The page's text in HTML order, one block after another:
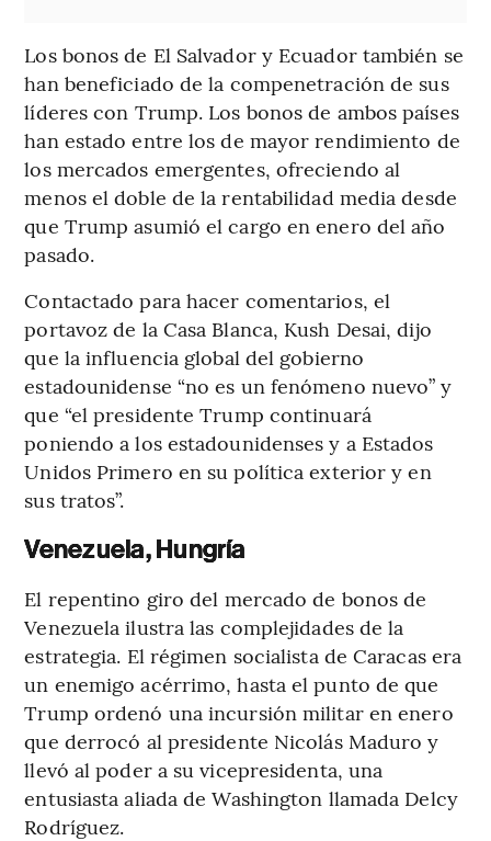
Los bonos de El Salvador y Ecuador también se
han beneficiado de la compenetración de sus
líderes con Trump. Los bonos de ambos países
han estado entre los de mayor rendimiento de
los mercados emergentes, ofreciendo al
menos el doble de la rentabilidad media desde
que Trump asumió el cargo en enero del año
pasado.
Contactado para hacer comentarios, el
portavoz de la Casa Blanca, Kush Desai, dijo
que la influencia global del gobierno
estadounidense “no es un fenómeno nuevo” y
que “el presidente Trump continuará
poniendo a los estadounidenses y a Estados
Unidos Primero en su política exterior y en
sus tratos”.
Venezuela, Hungría
El repentino giro del mercado de bonos de
Venezuela ilustra las complejidades de la
estrategia. El régimen socialista de Caracas era
un enemigo acérrimo, hasta el punto de que
Trump ordenó una incursión militar en enero
que derrocó al presidente Nicolás Maduro y
llevó al poder a su vicepresidenta, una
entusiasta aliada de Washington llamada Delcy
Rodríguez.